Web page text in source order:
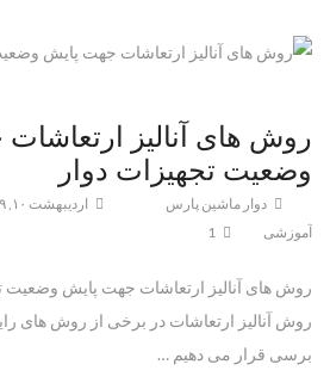
روش های آنالیز
وضعیت تجهیزات دوار
دوار ماشین پارس اردیبهشت ۱۰, ۱۳۹۹
آموزشی
روش های آنالیز ارتعاشات جهت پایش وضعیت
روش آنالیز ارتعاشات در برخی از روش های
برسی قرار می دهیم …